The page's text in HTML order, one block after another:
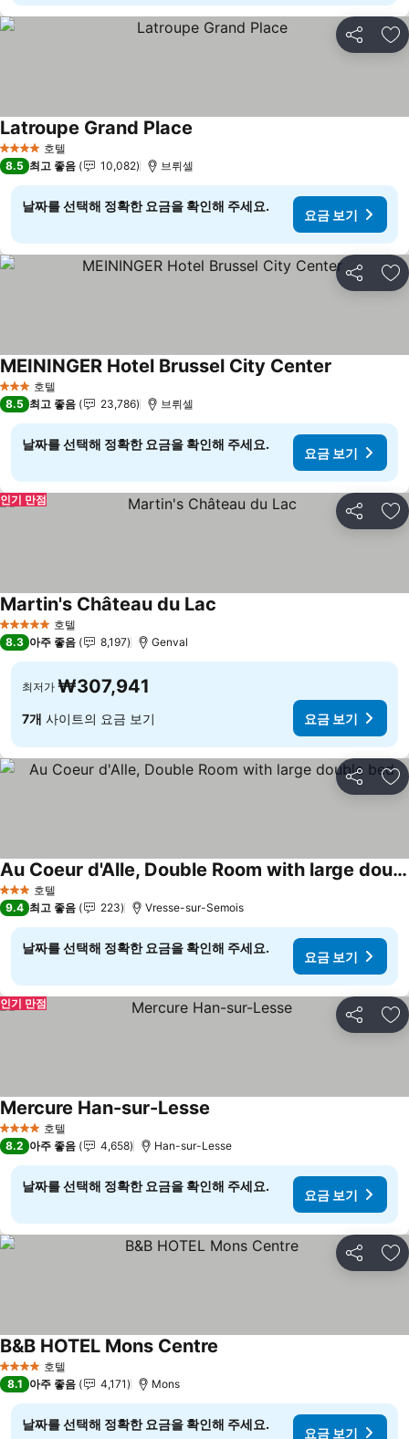
공유 즐
4 성급 호텔
Latroupe Grand Place
8.5 최고 좋음 10,082 브뤼셀
날짜를 선택해 정확한 요금을 확인해 주세요.
요금 보기
공유 즐
3 성급 호텔
MEININGER Hotel Brussel City Center
8.5 최고 좋음 23,786 브뤼셀
날짜를 선택해 정확한 요금을 확인해 주세요.
요금 보기
공유 즐
인기 만점
5 성급 호텔
Martin's Château du Lac
8.3 아주 좋음 8,197 Genval
최저가 ₩307,941
7개 사이트의 요금 보기 요금 보기
공유 즐
3 성급 호텔
Au Coeur d'Alle, Double Room with large double bed
요금 보기
9.4 최고 좋음 223 Vresse-sur-Semois
날짜를 선택해 정확한 요금을 확인해 주세요.
요금 보기
공유 즐
인기 만점
4 성급 호텔
Mercure Han-sur-Lesse
8.2 아주 좋음 4,658 Han-sur-Lesse
날짜를 선택해 정확한 요금을 확인해 주세요.
요금 보기
공유 즐
4 성급 호텔
B&B HOTEL Mons Centre
8.1 아주 좋음 4,171 Mons
날짜를 선택해 정확한 요금을 확인해 주세요.
요금 보기